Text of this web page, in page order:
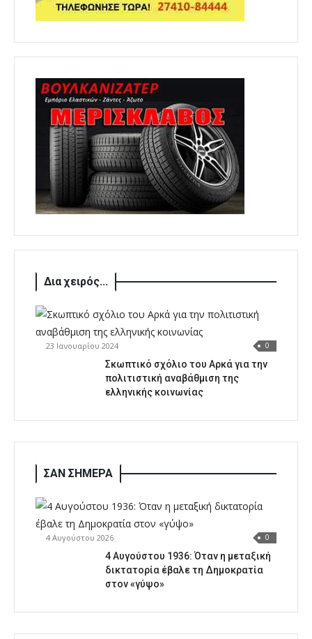
Δια χειρός...
23 Ιανουαρίου 2024 0
Σκωπτικό σχόλιο του Αρκά για την
πολιτιστική αναβάθμιση της
ελληνικής κοινωνίας
ΣΑΝ ΣΗΜΕΡΑ
4 Αυγούστου 2026 0
4 Αυγούστου 1936: Όταν η μεταξική
δικτατορία έβαλε τη Δημοκρατία
στον «γύψο»